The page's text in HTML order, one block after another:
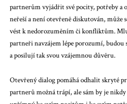
partnerům vyjádřit své pocity, potřeby a
neřeší a není otevřeně diskutován, může
vést k nedorozuměním či konfliktům.
partneři navzájem lépe porozumí, budou
a posilují tak svou vzájemnou důvěru.
Otevřený dialog pomáhá odhalit skryté
partnerů možná trápí, ale sám by je